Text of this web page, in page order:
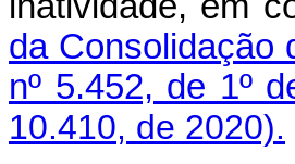
da Consolidação
nº 5.452, de 1º
10.410, de 2020).